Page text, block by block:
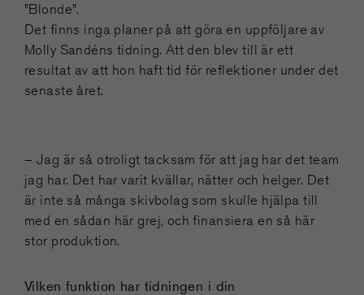
”Blonde”.
Det finns inga planer på att göra en uppföljare av
Molly Sandéns tidning. Att den blev till är ett
resultat av att hon haft tid för reflektioner under det
senaste året.
– Jag är så otroligt tacksam för att jag har det team
jag har. Det har varit kvällar, nätter och helger. Det
är inte så många skivbolag som skulle hjälpa till
med en sådan här grej, och finansiera en så här
stor produktion.
Vilken funktion har tidningen i din